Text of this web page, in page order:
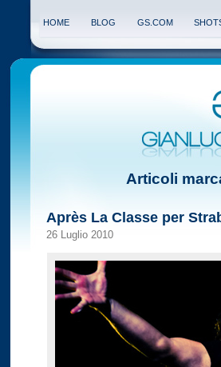
HOME BLOG GS.COM
Articoli
Après La Classe per
26 Luglio 2010